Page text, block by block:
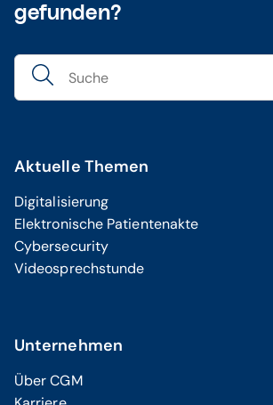
gefunden?
Aktuelle Themen
Digitalisierung
Elektronische Patientenakte
Cybersecurity
Videosprechstunde
Unternehmen
Über CGM